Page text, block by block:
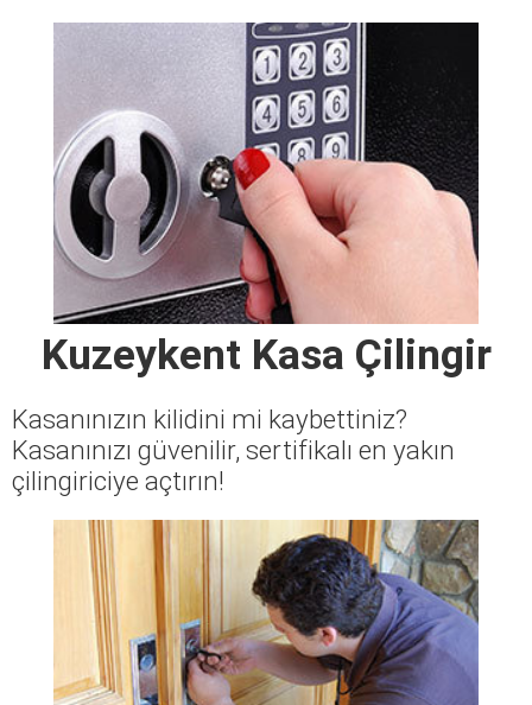
Kuzeykent Kasa Çilingir
Kasanınızın kilidini mi kaybettiniz?
Kasanınızı güvenilir, sertifikalı en yakın
çilingiriciye açtırın!